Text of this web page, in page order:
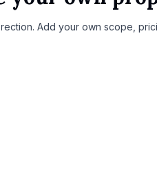
Add your own scope,